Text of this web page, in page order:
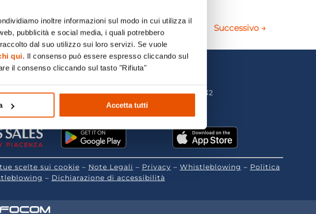
inoltre informazioni sul modo in cui utilizza il
pubblicità e social media, i quali potrebbero
dal suo utilizzo sui loro servizi. Se vuole
qui. Il consenso può essere espresso cliccando sul
il consenso cliccando sul tasto "Rifiuta"
Accetta tutti
Successivo →
di C.G.I. Holding srl – P.Iva 01340300332
– PEC (gassales@postecert.it)
di
scelte sui cookie – Note Legali – Privacy – Whistleblowing – Politica
– Dichiarazione di accessibilità